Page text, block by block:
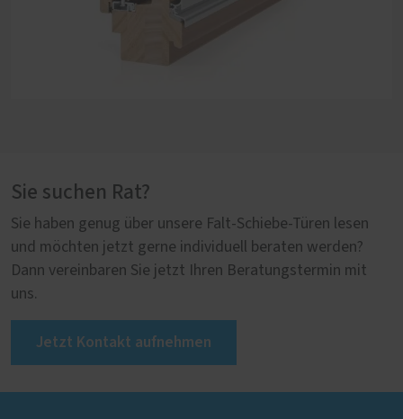
Sie suchen Rat?
Sie haben genug über unsere Falt-Schiebe-Türen lesen
und möchten jetzt gerne individuell beraten werden?
Dann vereinbaren Sie jetzt Ihren Beratungstermin mit
uns.
Jetzt Kontakt aufnehmen